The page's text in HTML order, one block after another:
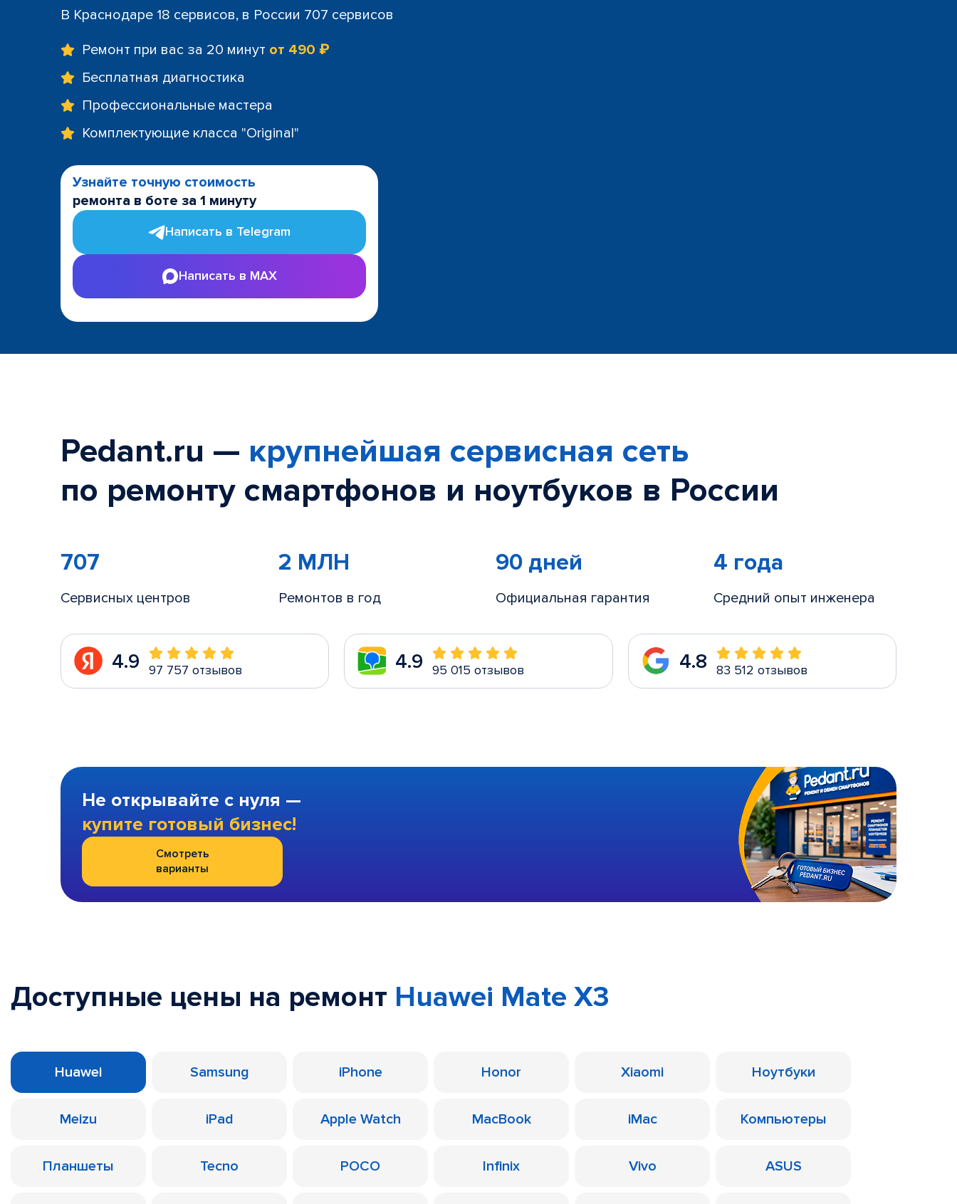
В Краснодаре 18 сервисов, в России 707 сервисов
Ремонт при вас за 20 минут от 490 ₽
Бесплатная диагностика
Профессиональные мастера
Комплектующие класса "Original"
Узнайте точную стоимость
ремонта в боте за 1 минуту
Написать в Telegram
Написать в MAX
Pedant.ru — крупнейшая сервисная сеть
по ремонту смартфонов и ноутбуков в России
707
Сервисных центров
2 МЛН
Ремонтов в год
90 дней
Официальная гарантия
4 года
Средний опыт инженера
4.9 97 757 отзывов 4.9 95 015 отзывов 4.8 83 512 отзывов
Не открывайте с нуля —
купите готовый бизнес!
Смотреть
варианты
Доступные цены на ремонт Huawei Mate X3
Huawei Samsung iPhone Honor Xiaomi Ноутбуки
Meizu iPad Apple Watch MacBook iMac Компьютеры
Планшеты Tecno POCO Infinix Vivo ASUS